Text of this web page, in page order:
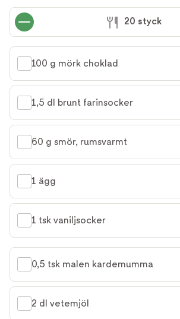
20 styck
100 g mörk choklad
1,5 dl brunt farinsocker
60 g smör, rumsvarmt
1 ägg
1 tsk vaniljsocker
0,5 tsk malen kardemumma
2 dl vetemjöl